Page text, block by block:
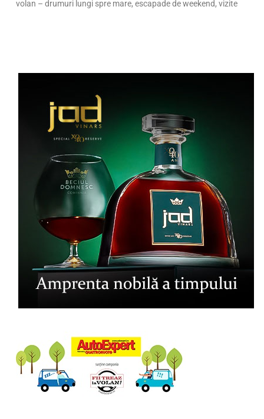
volan – drumuri lungi spre mare, escapade de weekend, vizite